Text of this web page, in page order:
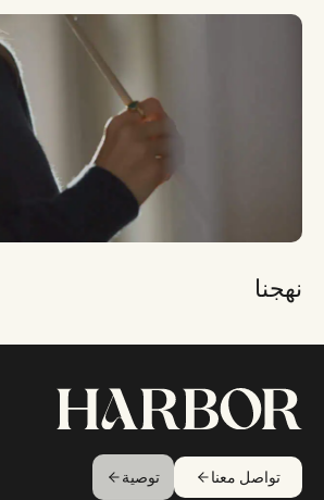
نهجنا
تواصل معنا توصية